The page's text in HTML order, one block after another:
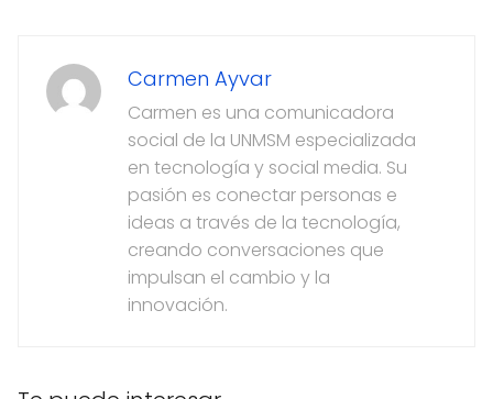
Carmen Ayvar
Carmen es una comunicadora
social de la UNMSM especializada
en tecnología y social media. Su
pasión es conectar personas e
ideas a través de la tecnología,
creando conversaciones que
impulsan el cambio y la
innovación.